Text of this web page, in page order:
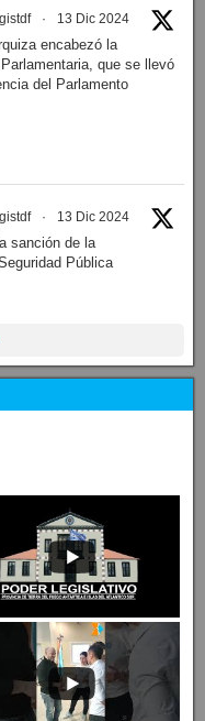
· 13 Dic 2024
encabezó la
que se llevó
del Parlamento
· 13 Dic 2024
sanción de la
Pública